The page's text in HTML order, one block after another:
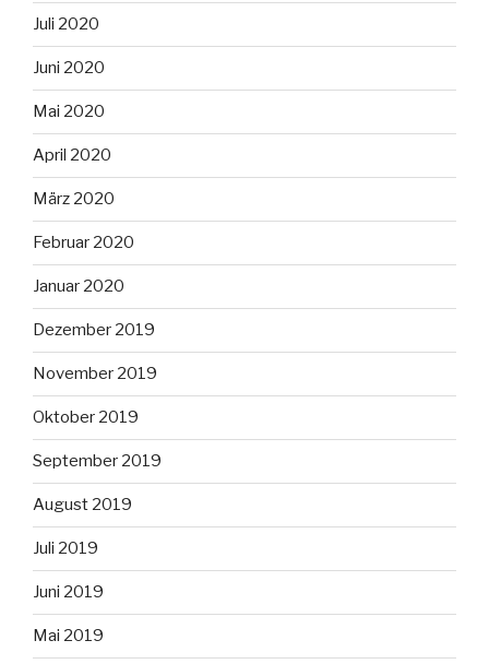
Juli 2020
Juni 2020
Mai 2020
April 2020
März 2020
Februar 2020
Januar 2020
Dezember 2019
November 2019
Oktober 2019
September 2019
August 2019
Juli 2019
Juni 2019
Mai 2019